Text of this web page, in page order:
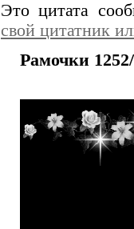
Это цитата
свой цитатник
Рамочки